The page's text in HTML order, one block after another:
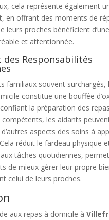
cela représente également
en offrant des moments de
leurs proches bénéficient d’une
et attentionnée.
des Responsabilités
familiaux souvent surchargés,
constitue une bouffée
la préparation des
les aidants
aspects des soins à
réduit le fardeau physique
tâches quotidiennes,
de mieux gérer leur propre
celui de leurs proches.
aux repas à domicile à